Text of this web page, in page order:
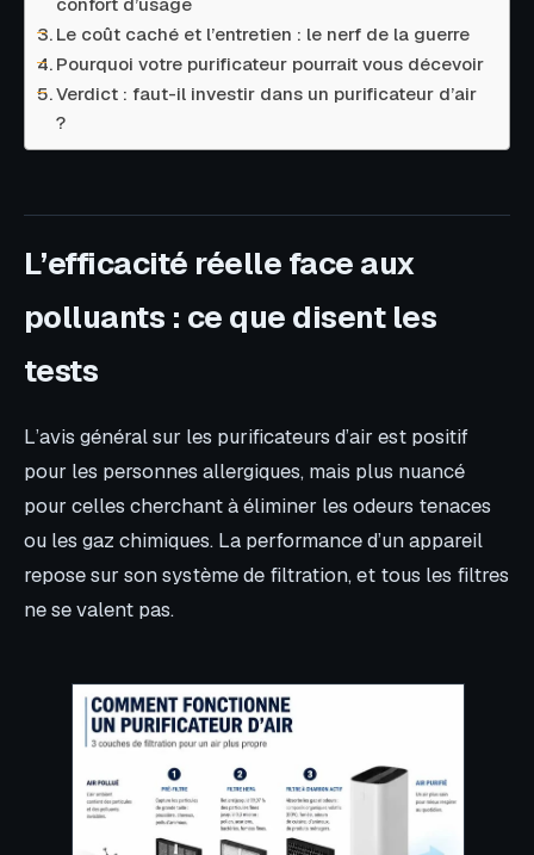
Le coût caché et l’entretien : le nerf de la guerre
Pourquoi votre purificateur pourrait vous décevoir
Verdict : faut-il investir dans un purificateur d’air
?
L’efficacité réelle face aux
polluants : ce que disent les
tests
L’avis général sur les purificateurs d’air est positif
pour les personnes allergiques, mais plus nuancé
pour celles cherchant à éliminer les odeurs tenaces
ou les gaz chimiques. La performance d’un appareil
repose sur son système de filtration, et tous les filtres
ne se valent pas.